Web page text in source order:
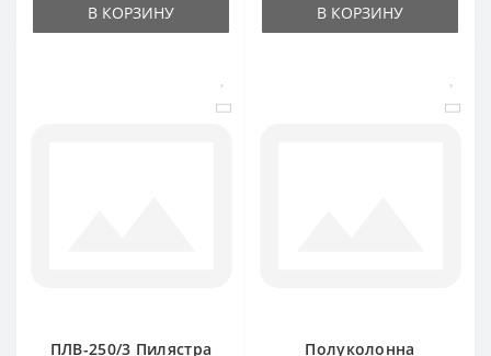
В КОРЗИНУ В КОРЗИНУ
ПЛВ-250/3 Пилястра
Полуколонна